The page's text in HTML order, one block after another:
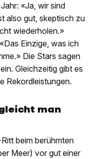
«Ja, wir sind
also gut, skeptisch zu
wiederholen.»
Einzige, was ich
Die Stars sagen
Gleichzeitig gibt es
Rekordleistungen.
man
beim berühmten
Meer) vor gut einer